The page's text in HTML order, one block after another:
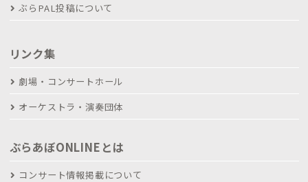
ぶらPAL投稿について
リンク集
劇場・コンサートホール
オーケストラ・演奏団体
ぶらあぼONLINEとは
コンサート情報掲載について